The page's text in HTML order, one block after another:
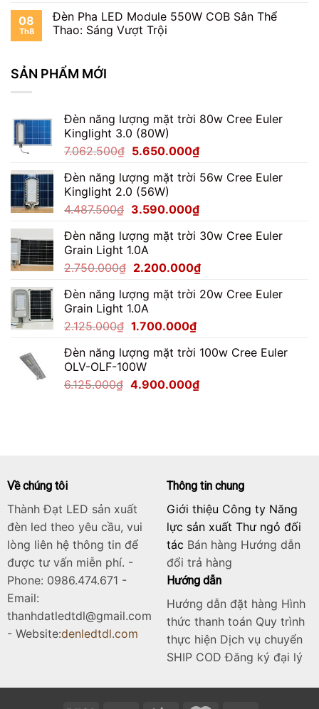
Bao
Nhiêu?
Pha
Module
100W
08
Th8
Đèn Pha LED Module 550W COB Sân Thể
Thao: Sáng Vượt Trội
SẢN PHẨM MỚI
Đèn năng lượng mặt trời 80w Cree Euler
Kinglight 3.0 (80W)
7.062.500₫ Giá
là:
7.062.500₫.
5.650.000₫Giá
tại
5.650.000₫.
Đèn năng lượng mặt trời 56w Cree Euler
Kinglight 2.0 (56W)
4.487.500₫ Giá
là:
4.487.500₫.
3.590.000₫Giá
tại
3.590.000₫.
Đèn năng lượng mặt trời 30w Cree Euler
Grain Light 1.0A
2.750.000₫ Giá
là:
2.750.000₫.
2.200.000₫Giá
tại
Đèn năng lượng mặt trời 20w Cree Euler
Grain Light 1.0A
2.125.000₫ Giá
là:
2.125.000₫.
1.700.000₫Giá
tại
1.700.000₫.
Đèn năng lượng mặt trời 100w Cree Euler
OLV-OLF-100W
6.125.000₫ Giá
4.900.000₫Giá
Về chúng tôi
Thành Đạt LED sản xuất
đèn led theo yêu cầu, vui
lòng liên hệ thông tin để
được tư vấn miễn phí. -
Phone: 0986.474.671 -
Email:
thanhdatledtdl@gmail.com
- Website:denledtdl.com
Thông tin chung
Giới thiệu Công ty Năng
lực sản xuất Thư ngỏ đối
tác Bán hàng Hướng dẫn
đổi trả hàng
Hướng dẫn
Hướng dẫn đặt hàng Hình
thức thanh toán Quy trình
thực hiện Dịch vụ chuyển
SHIP COD Đăng ký đại lý